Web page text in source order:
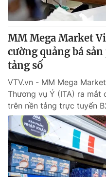
MM Mega Market
cường quảng bá
tảng số
VTV.vn - MM Mega
Thương vụ Ý (ITA) ra mắt
trên nền tảng trực tuyến